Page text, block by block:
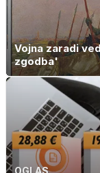
Vojna zaradi
zgodba'
OGLAS